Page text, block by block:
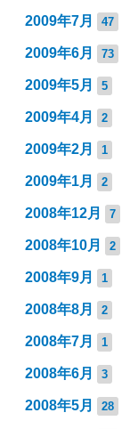
2009年7月 47
2009年6月 73
2009年5月 5
2009年4月 2
2009年2月 1
2009年1月 2
2008年12月 7
2008年10月 2
2008年9月 1
2008年8月 2
2008年7月 1
2008年6月 3
2008年5月 28